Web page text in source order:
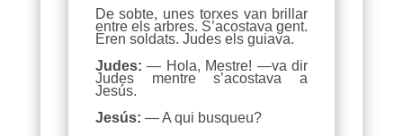
De sobte, unes torxes van brillar
entre els arbres. S’acostava gent.
Eren soldats. Judes els guiava.
Judes: — Hola, Mestre! —va dir
Judes mentre s’acostava a
Jesús.
Jesús: — A qui busqueu?